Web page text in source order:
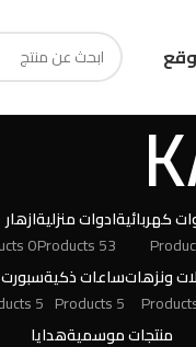
كهربائيةادوات منزلية
53 Products
ازهار
0 Products
ونزهاتساعات ذكية
5 Products
سبورت
5 Products
منتجات موسميةهدايا